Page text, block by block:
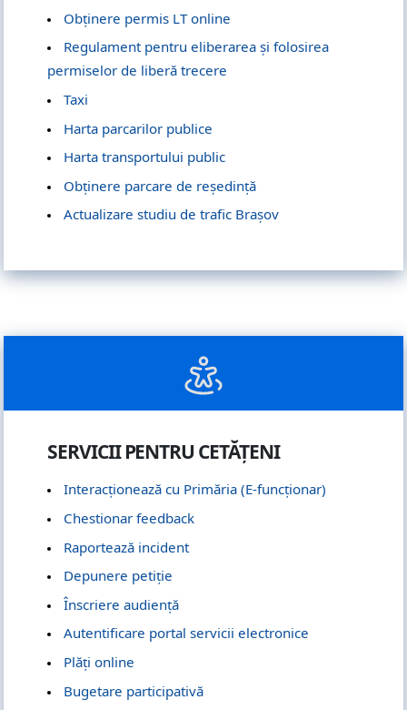
Obținere permis LT online
Regulament pentru eliberarea și folosirea
permiselor de liberă trecere
Taxi
Harta parcarilor publice
Harta transportului public
Obținere parcare de reședință
Actualizare studiu de trafic Brașov
SERVICII PENTRU CETĂȚENI
Interacționează cu Primăria (E-funcționar)
Chestionar feedback
Raportează incident
Depunere petiție
Înscriere audiență
Autentificare portal servicii electronice
Plăți online
Bugetare participativă